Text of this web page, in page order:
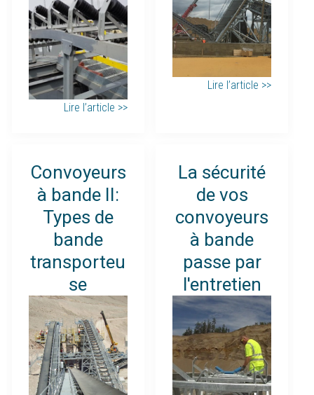
Lire l’article >>
Lire l’article >>
Convoyeurs
à bande II:
Types de
bande
transporteu
se
La sécurité
de vos
convoyeurs
à bande
passe par
l'entretien